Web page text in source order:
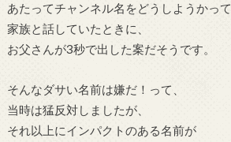
あたってチャンネル名をどうしようかって
家族と話していたときに、
お父さんが3秒で出した案だそうです。
そんなダサい名前は嫌だ！って、
当時は猛反対しましたが、
それ以上にインパクトのある名前が